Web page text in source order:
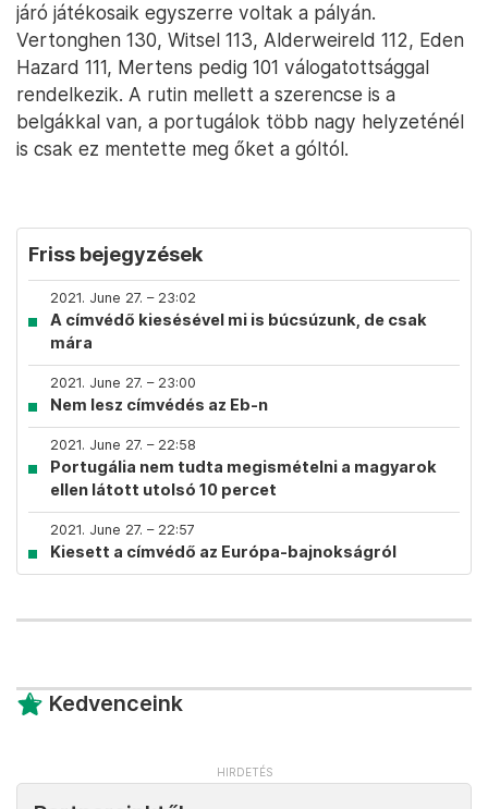
járó játékosaik egyszerre voltak a pályán.
Vertonghen 130, Witsel 113, Alderweireld 112, Eden
Hazard 111, Mertens pedig 101 válogatottsággal
rendelkezik. A rutin mellett a szerencse is a
belgákkal van, a portugálok több nagy helyzeténél
is csak ez mentette meg őket a góltól.
Friss bejegyzések
2021. June 27. – 23:02
A címvédő kiesésével mi is búcsúzunk, de csak
mára
2021. June 27. – 23:00
Nem lesz címvédés az Eb-n
2021. June 27. – 22:58
Portugália nem tudta megismételni a magyarok
ellen látott utolsó 10 percet
2021. June 27. – 22:57
Kiesett a címvédő az Európa-bajnokságról
Kedvenceink